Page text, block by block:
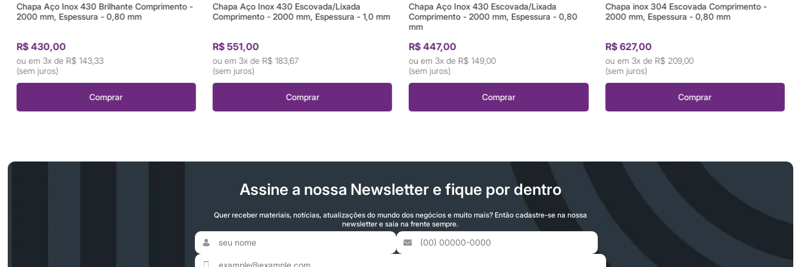
Chapa Aço Inox 430 Brilhante Comprimento -
2000 mm, Espessura - 0,80 mm
R$ 430,00
3x de R$ 143,33
(sem juros)
Comprar
Chapa Aço Inox 430 Escovada/Lixada
Comprimento - 2000 mm, Espessura - 1,0 mm
R$ 551,00
3x de R$ 183,67
(sem juros)
Comprar
Chapa Aço Inox 430 Escovada/Lixada
Comprimento - 2000 mm, Espessura - 0,80
mm
R$ 447,00
3x de R$ 149,00
(sem juros)
Comprar
Chapa inox 304 Escovada Comprimento -
2000 mm, Espessura - 0,80 mm
R$ 627,00
3x de R$ 209,00
(sem juros)
Comprar
Assine a nossa Newsletter e fique por dentro
Quer receber materiais, notícias, atualizações do mundo dos negócios e muito mais? Então cadastre-se na nossa
newsletter e saia na frente sempre.